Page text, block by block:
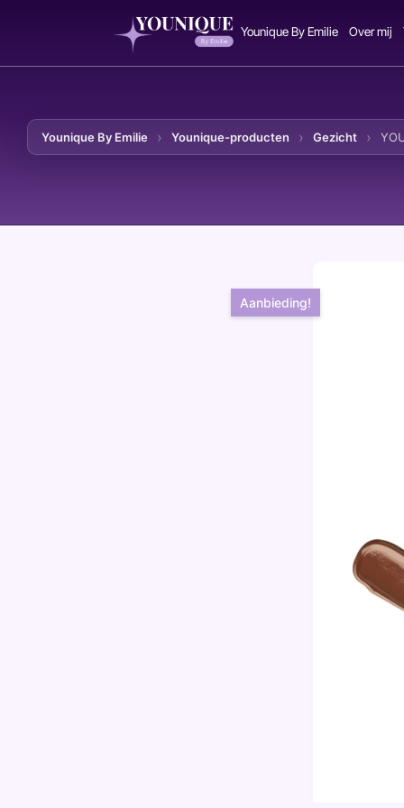
Younique By Emilie Over mij
Younique By Emilie Younique-producten Gezicht
Ga naar de inhoud
Aanbieding!